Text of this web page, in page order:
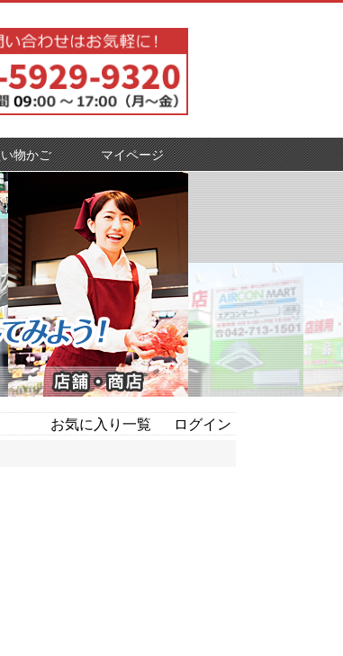
物かご マイページ
お気に入り一覧
ログイン